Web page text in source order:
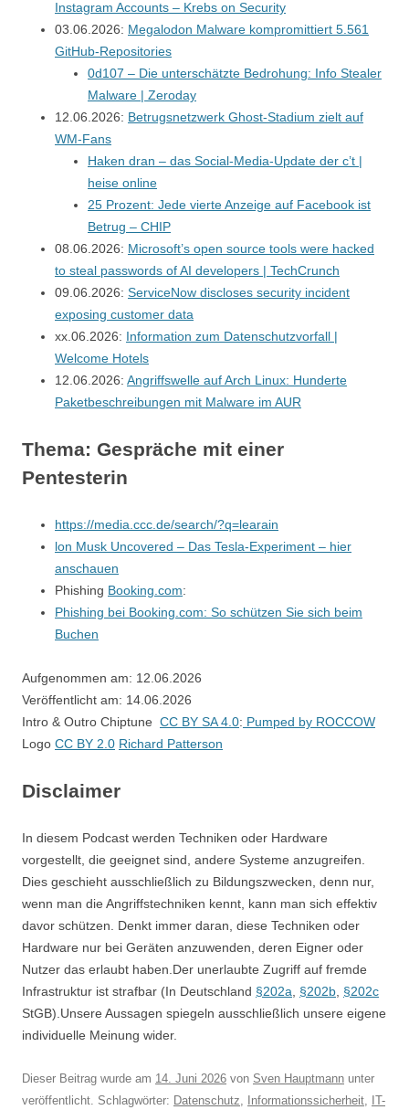
Instagram Accounts – Krebs on Security
03.06.2026: Megalodon Malware kompromittiert 5.561
GitHub-Repositories
0d107 – Die unterschätzte Bedrohung: Info Stealer
Malware | Zeroday
12.06.2026: Betrugsnetzwerk Ghost-Stadium zielt auf
WM-Fans
Haken dran – das Social-Media-Update der c’t |
heise online
25 Prozent: Jede vierte Anzeige auf Facebook ist
Betrug – CHIP
08.06.2026: Microsoft’s open source tools were hacked
to steal passwords of AI developers | TechCrunch
09.06.2026: ServiceNow discloses security incident
exposing customer data
xx.06.2026: Information zum Datenschutzvorfall |
Welcome Hotels
12.06.2026: Angriffswelle auf Arch Linux: Hunderte
Paketbeschreibungen mit Malware im AUR
Thema: Gespräche mit einer
Pentesterin
https://media.ccc.de/search/?q=learain
lon Musk Uncovered – Das Tesla-Experiment – hier
anschauen
Phishing Booking.com:
Phishing bei Booking.com: So schützen Sie sich beim
Buchen
Aufgenommen am: 12.06.2026
Veröffentlicht am: 14.06.2026
Intro & Outro Chiptune CC BY SA 4.0: Pumped by ROCCOW
Logo CC BY 2.0 Richard Patterson
Disclaimer
In diesem Podcast werden Techniken oder Hardware
vorgestellt, die geeignet sind, andere Systeme anzugreifen.
Dies geschieht ausschließlich zu Bildungszwecken, denn nur,
wenn man die Angriffstechniken kennt, kann man sich effektiv
davor schützen. Denkt immer daran, diese Techniken oder
Hardware nur bei Geräten anzuwenden, deren Eigner oder
Nutzer das erlaubt haben.Der unerlaubte Zugriff auf fremde
Infrastruktur ist strafbar (In Deutschland §202a §202b §202c
StGB).Unsere Aussagen spiegeln ausschließlich unsere eigene
individuelle Meinung wider.
Dieser Beitrag wurde am 14. Juni 2026 von Sven Hauptmann unter
veröffentlicht. Schlagwörter: Datenschutz, Informationssicherheit, IT-